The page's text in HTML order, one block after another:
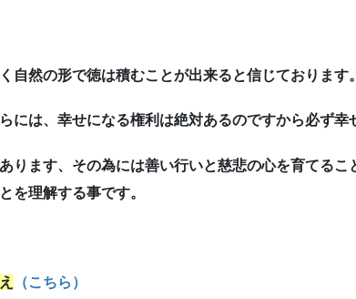
自然の形で徳は積むことが出来ると信じております。
には、幸せになる権利は絶対あるのですから必ず幸
ります、その為には善い行いと慈悲の心を育てるこ
を理解する事です。
（こちら）